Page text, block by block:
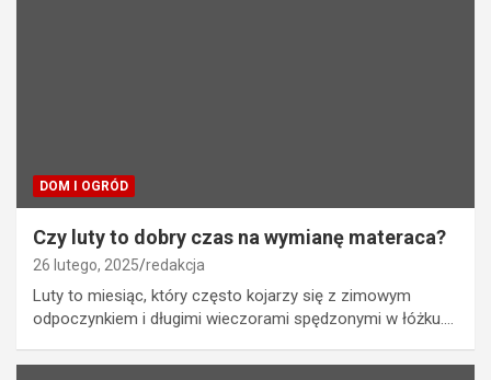
DOM I OGRÓD
Czy luty to dobry czas na wymianę materaca?
26 lutego, 2025 redakcja
Luty to miesiąc, który często kojarzy się z zimowym
odpoczynkiem i długimi wieczorami spędzonymi w łóżku.…